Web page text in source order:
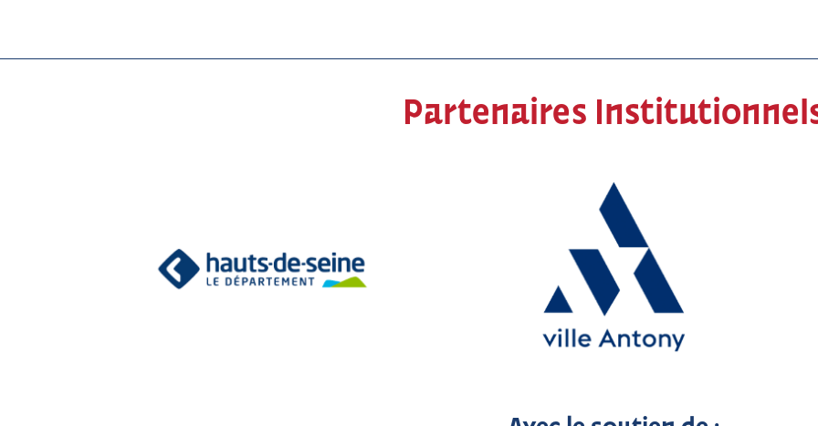
Partenaires